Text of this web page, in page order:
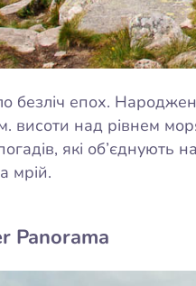
безліч епох.
висоти над рівнем
які
мрій.
Panorama